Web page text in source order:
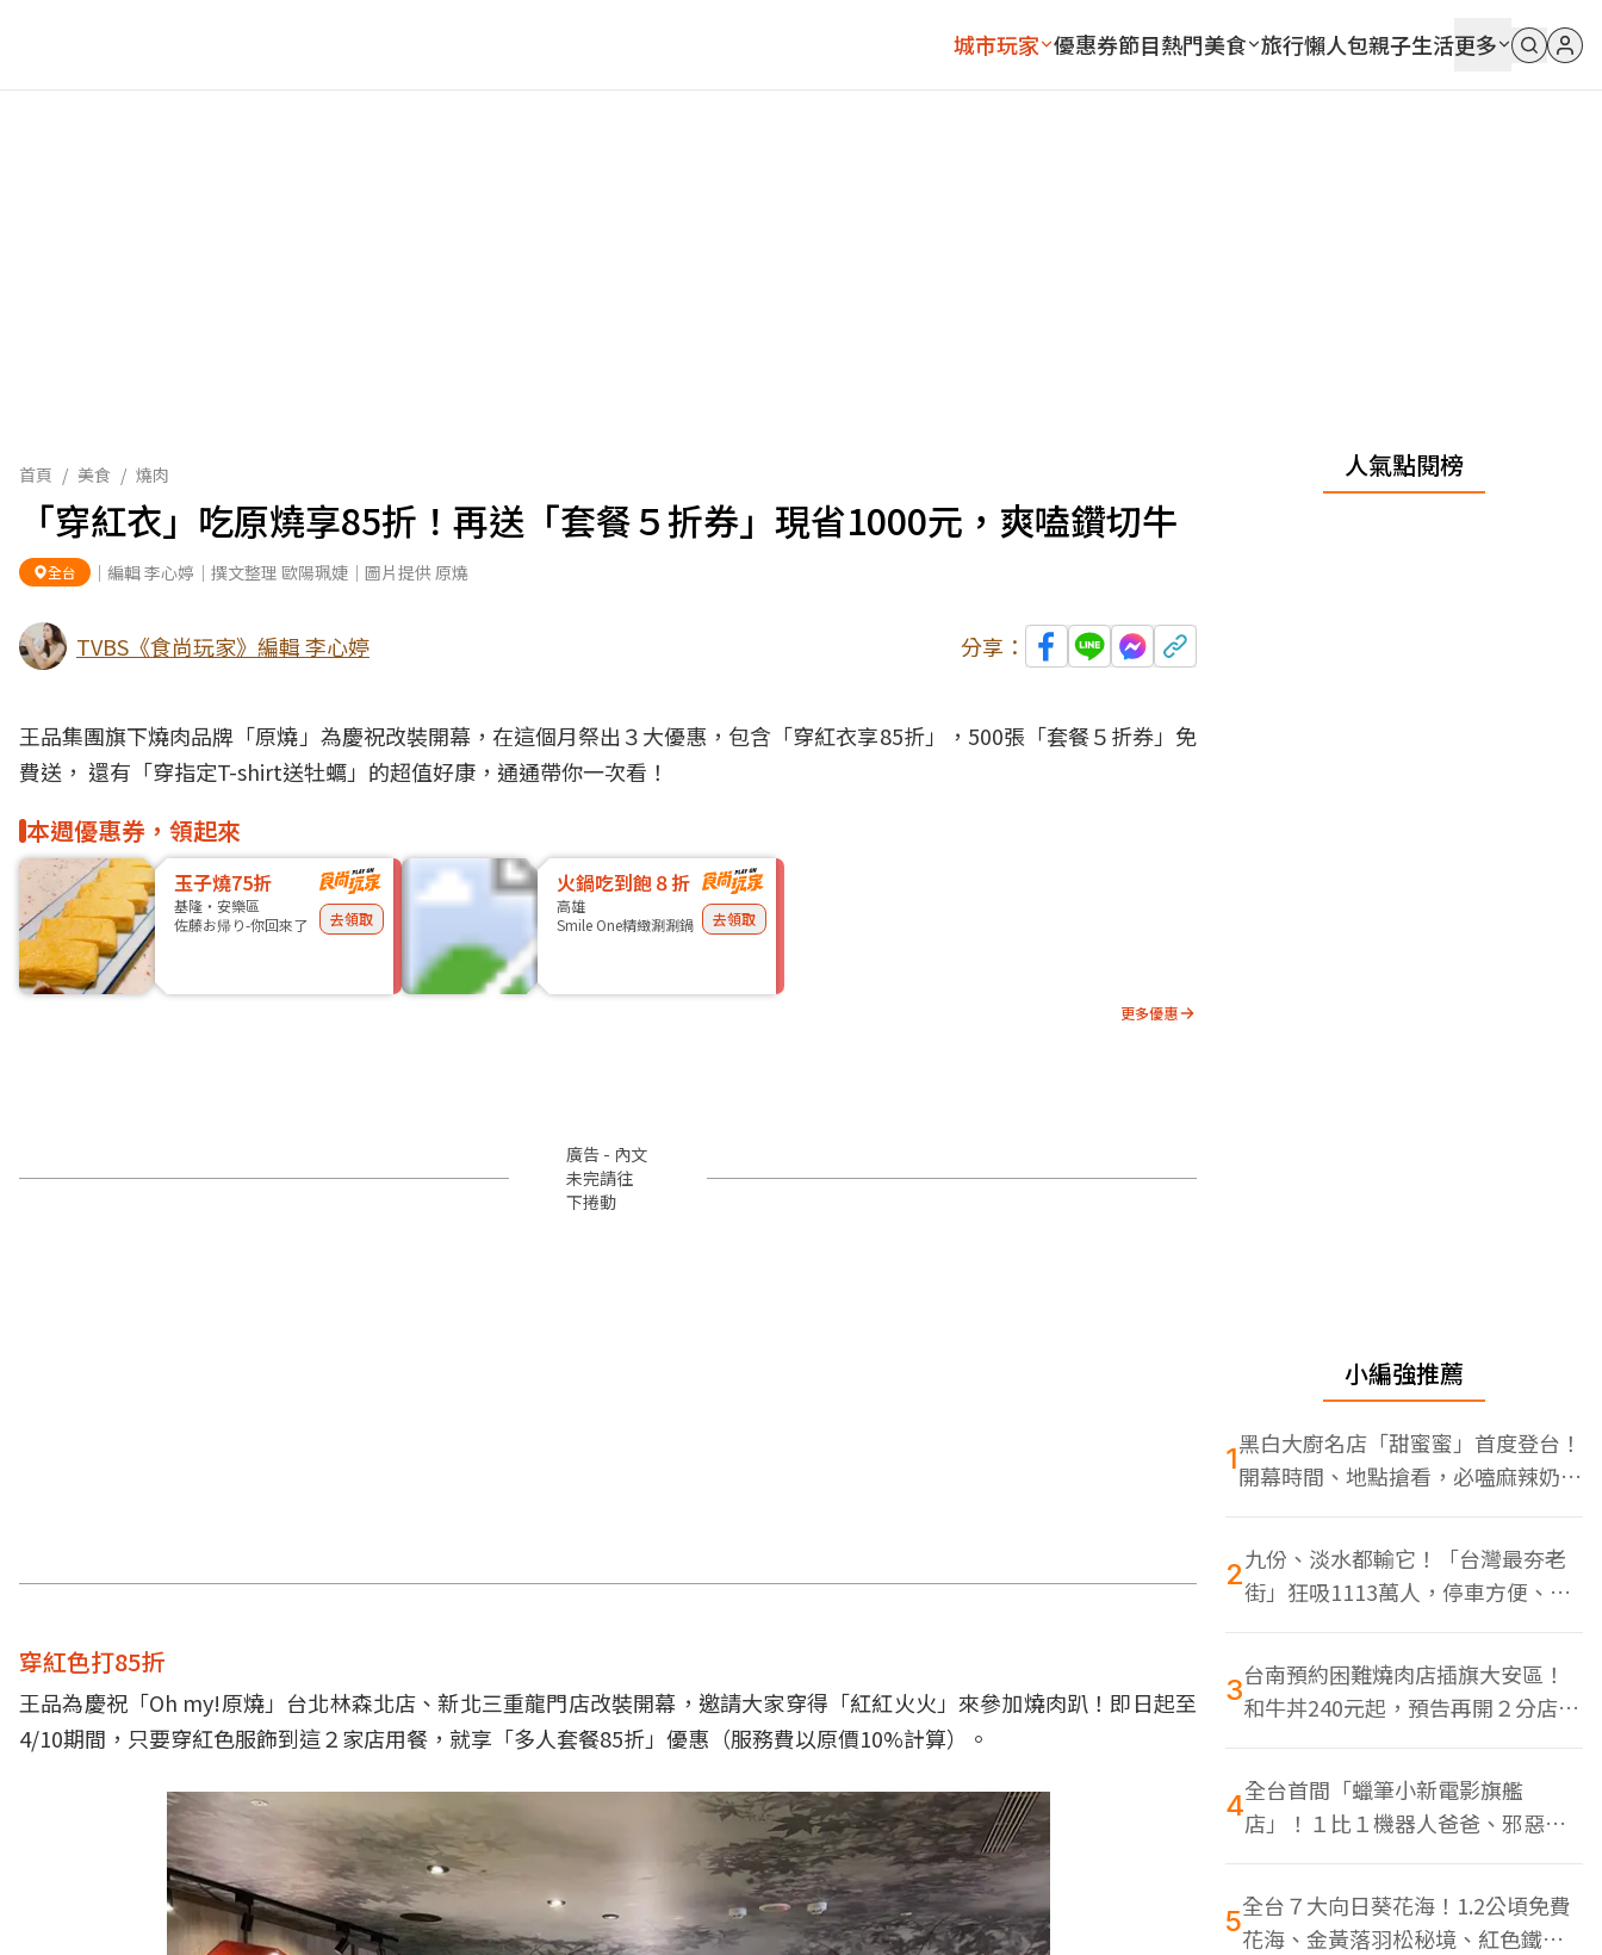
城市玩家 優惠券節目熱門美食 旅行懶人包親子生活更多
首頁 / 美食 / 燒肉
「穿紅衣」吃原燒享85折！再送「套餐５折券」現省1000元，爽嗑鑽切牛
全台 ｜編輯 李心婷｜撰文整理 歐陽珮婕｜圖片提供 原燒
TVBS《食尚玩家》編輯 李心婷 分享：
王品集團旗下燒肉品牌「原燒」為慶祝改裝開幕，在這個月祭出３大優惠 ，包含「穿紅衣享85折」，500張「套餐５折券」免
費送， 還有「穿指定T-shirt送牡蠣」的超值好康，通通帶你一次看！
本週優惠券，領起來
玉子燒75折
基隆・安樂區
佐藤お帰り-你回來了
去領取
火鍋吃到飽８折
高雄
Smile One精緻涮涮鍋
去領取
更多優惠
廣告 - 內文
未完請往
下捲動
穿紅色打85折
王品為慶祝「Oh my!原燒」台北林森北店、新北三重龍門店改裝開幕，邀請大家穿得「紅紅火火」來參加燒肉趴！即日起至
4/10期間，只要穿紅色服飾到這２家店用餐，就享「多人套餐85折」優惠（服務費以原價10%計算）。
人氣點閱榜
小編強推薦
1黑白大廚名店「甜蜜蜜」首度登台！
開幕時間、地點搶看，必嗑麻辣奶油
蝦
2九份、淡水都輸它！「台灣最夯老
街」狂吸1113萬人，停車方便、特
色美食多
3台南預約困難燒肉店插旗大安區！
和牛丼240元起，預告再開２分店、
地點曝光
4全台首間「蠟筆小新電影旗艦
店」！１比１機器人爸爸、邪惡正
男，百款周邊買翻
5全台７大向日葵花海！1.2公頃免費
花海、金黃落羽松秘境、紅色鐵橋